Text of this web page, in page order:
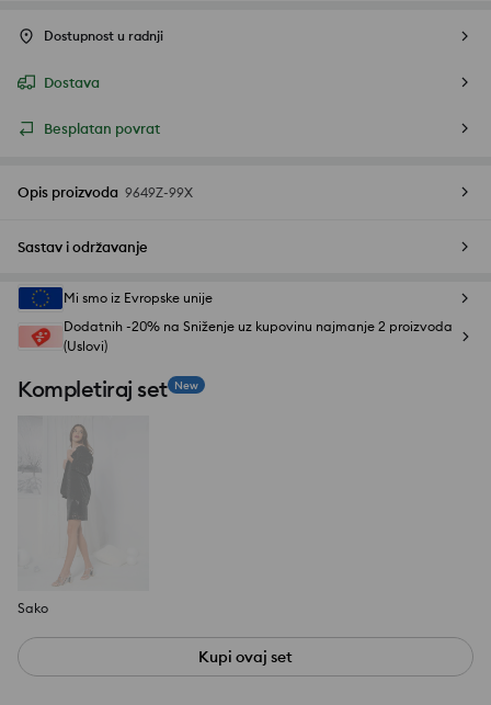
Dostupnost u radnji
Dostava
Besplatan povrat
Opis proizvoda 9649Z-99X
Sastav i održavanje
Mi smo iz Evropske unije
Dodatnih -20% na Sniženje uz kupovinu najmanje 2 proizvoda
(Uslovi)
Kompletiraj set New
Sako
Kupi ovaj set